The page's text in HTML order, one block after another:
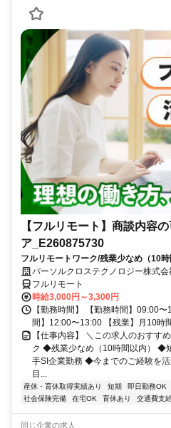
【フルリモート】商談内容
ア_E260875730
フルリモートワーク/残業少なめ（10
仕事/大手SI企業勤務/今までのご経験
を目指せます
パーソルクロステクノロジー株式会
フルリモート
時給3,000円～3,300円
【勤務時間】 【勤務時間】09:00
間】12:00〜13:00 【残業】月10時
【仕事内容】 ＼この求人のおすす
ク ◆残業少なめ（10時間以内） ◆
手SI企業勤務 ◆今までのご経験を
目...
産休・育休取得実績あり 短期 即日勤務OK
社会保険完備
在宅OK 育休あり 交通費支
同じ企業の求人